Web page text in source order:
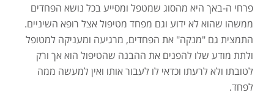
פרחי ה-באך היא מהסוג שמטפל ומסייע בכל נושא הפחדים
ממשהו שהוא לא ידוע וגם מפחד מטיפול אצל רופא השיניים.
התמצית גם "מנקה" את הפחדים, מרגיעה ומעניקה למטופל
ולתת מודע שלו להפנים את ההבנה שהטיפול הוא אך ורק
לטובתו ולא לרעתו וכדאי לו לעבור אותו ואין למעשה ממה
לפחד.